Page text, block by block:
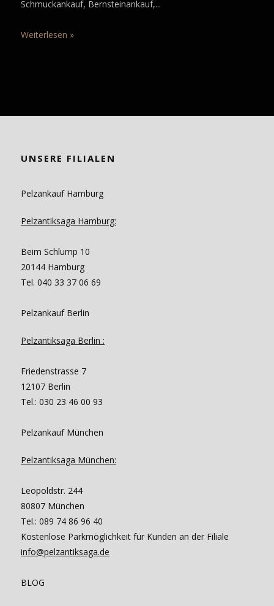
Schmuckankauf, Bernsteinankauf,...
Weiterlesen »
UNSERE FILIALEN
Pelzankauf Hamburg
Pelzantiksaga Hamburg:
Beim Schlump 10
20144 Hamburg
Tel. 040 33 37 06 69
Pelzankauf Berlin
Pelzantiksaga Berlin :
Friedenstrasse 7
12107 Berlin
Tel.: 030 23 46 00 93
Pelzankauf München
Pelzantiksaga München:
Leopoldstr. 244
80807 München
Tel.: 089 74 86 96 40
Kostenlose Parkmöglichkeit für Kunden an der Filiale
info@pelzantiksaga.de
BLOG